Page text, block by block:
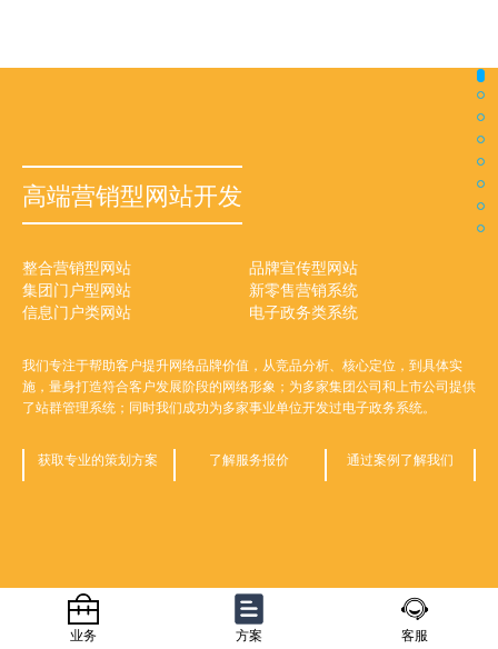
高端营销型网站开发
整合营销型网站
品牌宣传型网站
集团门户型网站
新零售营销系统
信息门户类网站
电子政务类系统
我们专注于帮助客户提升网络品牌价值，从竞品分析、核心定位，到具体实
施，量身打造符合客户发展阶段的网络形象；为多家集团公司和上市公司提供
了站群管理系统；同时我们成功为多家事业单位开发过电子政务系统。
获取专业的策划方案 了解服务报价 通过案例了解我们
移动端网站定制开发
H5响应式网站开发
手机版网站开发
微网站定制开发
小程序定制开发
APP应用定制开发
UI页面设计制作
互联网的移动智能不仅仅是一个站点的展示，我们从实际应用的角度帮助客户
填补移动互联的空缺，并根据实际运营给出专业的解决方案，定制开发适合客
户的移动端平台，全面覆盖互联网和移动互联网用户。
获取专业的策划方案 了解服务报价 通过案例了解我们
电子商务平台开发
商城系统
预定系统
分销系统
兑换系统
预定、多层级分销以及在线兑换等多方面，从用户积累的角度上给出更加专业
的解决方案。
功能平台系统开发
培训管理系统
律师管理系统
病例管理系统
客户管理系统
协同办公软件
其他软件系统
商招投标系统、金融公司的会员管理系统、投资管理系统、律所律师案件管理
系统、医院病例管理系统、CRM客户管理系统、协同办公软件等等，已经具
备相当专业的策划能力和开发能力。
获取专业的策划方案 了解服务报价 通过案例了解我们
精准网络营销推广
新闻稿发布
信息流营销
百科与知道
新媒体推广
我们专注于帮助客户提升网络品牌价值宣传，通过互联网和移动互联网全面的
多媒体平台，提高客户的公信力，同时提升知名度和美誉度。
网络基础业务服务
域名服务
企业邮箱
虚拟主机
云服务器
网站认证
客服系统
域名、空间、企业邮箱等基础业务是企业“触网”的前提，可信站点和中文名址
能提高客户的可信度与公信力，同时在线客服能方便网站浏览者及时在线沟通
交流，提高用户浏览体验度，提升在线转换。
获取专业的策划方案 了解服务报价 通过案例了解我们
技术支持与运维服务
技术维护与支持
网站代运营服务
网站内容维护
网络咨询服务
们愿意从后期运维的角度提供更优质、更专业、更周到、更满意的服务，合理
的售后费用+及时响应的技术服务=长期稳定的合作。
管家式网络顾问服务
品牌策划与推广
建站与营销辅导
行业可行性分析报告
全方位管家式顾问服务
为客户解决所有关于互联网相关的问题，并量身制定专业的可行的解决方案，
为客户在互联网方面保驾护航，我们提供管家式网络顾问服务。
业务 方案 客服